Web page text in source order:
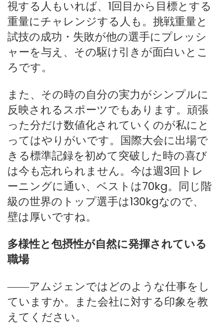
視する人もいれば、1回目から目標とする
重量にチャレンジする人も。挑戦重量と
試技の成功・失敗が他の選手にプレッシ
ャーを与え、その駆け引きが面白いとこ
ろです。
また、その時の自分の実力がシンプルに
反映されるスポーツでもあります。頑張
った分だけ数値化されていくのが私にと
ってはやりがいです。国際大会に出場で
きる標準記録を初めて突破した時の喜び
は今も忘れられません。今は週3回トレ
ーニングに通い、ベストは70kg。同じ階
級の世界のトップ選手は130kgなので、
壁は厚いですね。
多様性と包摂性が自然に発揮されている
職場
――アムジェンではどのような仕事をし
ていますか。また会社に対する印象を教
えてください。